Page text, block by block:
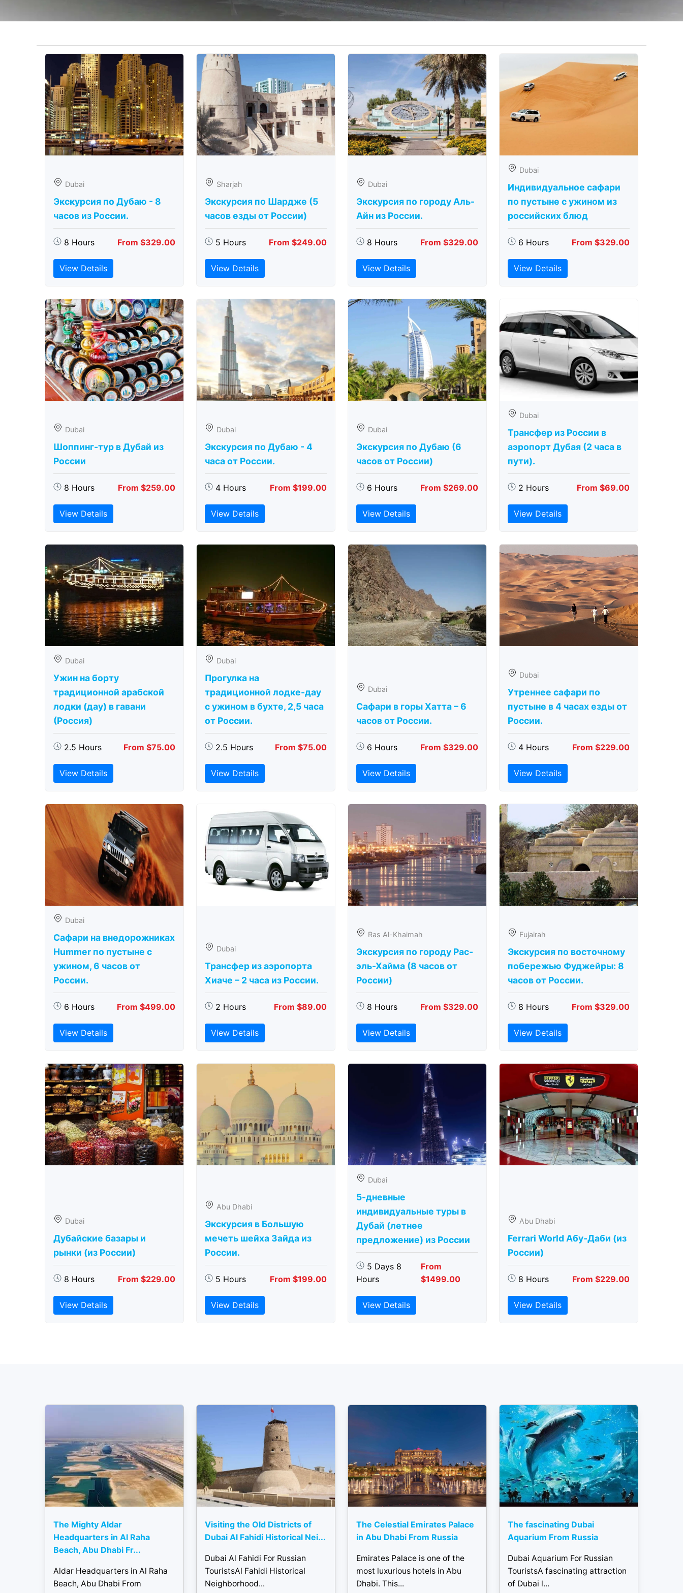
Dubai
Экскурсия по Дубаю - 8
часов из России.
8 Hours From $329.00
View Details
Sharjah
Экскурсия по Шардже (5
часов езды от России)
5 Hours From $249.00
View Details
Dubai
Экскурсия по городу Аль-
Айн из России.
8 Hours From $329.00
View Details
Dubai
Индивидуальное сафари
по пустыне с ужином из
российских блюд
6 Hours From $329.00
View Details
Dubai
Шоппинг-тур в Дубай из
России
8 Hours From $259.00
View Details
Dubai
Экскурсия по Дубаю - 4
часа от России.
4 Hours From $199.00
View Details
Dubai
Экскурсия по Дубаю (6
часов от России)
6 Hours From $269.00
View Details
Dubai
Трансфер из России в
аэропорт Дубая (2 часа в
пути).
2 Hours From $69.00
View Details
Dubai
Ужин на борту
традиционной арабской
лодки (дау) в гавани
(Россия)
2.5 Hours From $75.00
View Details
Dubai
Прогулка на
традиционной лодке-дау
с ужином в бухте, 2,5 часа
от России.
2.5 Hours From $75.00
View Details
Dubai
Сафари в горы Хатта – 6
часов от России.
6 Hours From $329.00
View Details
Dubai
Утреннее сафари по
пустыне в 4 часах езды от
России.
4 Hours From $229.00
View Details
Dubai
Сафари на внедорожниках
Hummer по пустыне с
ужином, 6 часов от
России.
6 Hours From $499.00
View Details
Dubai
Трансфер из аэропорта
Хиаче – 2 часа из России.
2 Hours From $89.00
View Details
Ras Al-Khaimah
Экскурсия по городу Рас-
эль-Хайма (8 часов от
России)
8 Hours From $329.00
View Details
Fujairah
Экскурсия по восточному
побережью Фуджейры: 8
часов от России.
8 Hours From $329.00
View Details
Dubai
Дубайские базары и
рынки (из России)
8 Hours From $229.00
View Details
Abu Dhabi
Экскурсия в Большую
мечеть шейха Зайда из
России.
5 Hours From $199.00
View Details
Dubai
5-дневные
индивидуальные туры в
Дубай (летнее
предложение) из России
5 Days 8
Hours
From
$1499.00
View Details
Abu Dhabi
Ferrari World Абу-Даби (из
России)
8 Hours From $229.00
View Details
The Mighty Aldar
Headquarters in Al Raha
Beach, Abu Dhabi Fr...
Aldar Headquarters in Al Raha
Beach, Abu Dhabi From
Visiting the Old Districts of
Dubai Al Fahidi Historical Nei...
Dubai Al Fahidi For Russian
TouristsAl Fahidi Historical
Neighborhood...
The Celestial Emirates Palace
in Abu Dhabi From Russia
Emirates Palace is one of the
most luxurious hotels in Abu
Dhabi. This...
The fascinating Dubai
Aquarium From Russia
Dubai Aquarium For Russian
TouristsA fascinating attraction
of Dubai l...